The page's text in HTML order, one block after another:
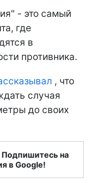
- это самый
где
в
противника.
, что
случая
до своих
Подпишитесь на
в Google!